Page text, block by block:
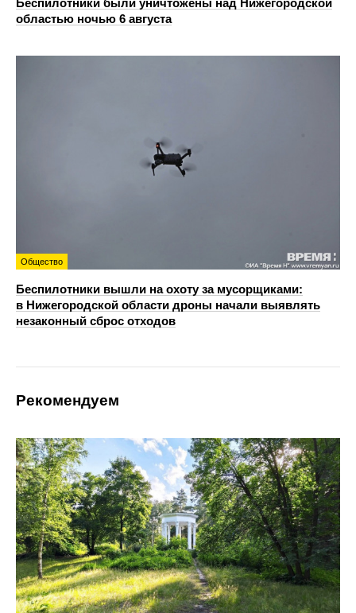
Беспилотники были уничтожены над Нижегородской
областью ночью 6 августа
Общество
Беспилотники вышли на охоту за мусорщиками:
в Нижегородской области дроны начали выявлять
незаконный сброс отходов
Рекомендуем